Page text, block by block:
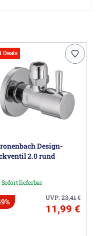
Deals
Design-
2.0 rund
Sofort lieferbar
UVP:23,41€
11,99 €